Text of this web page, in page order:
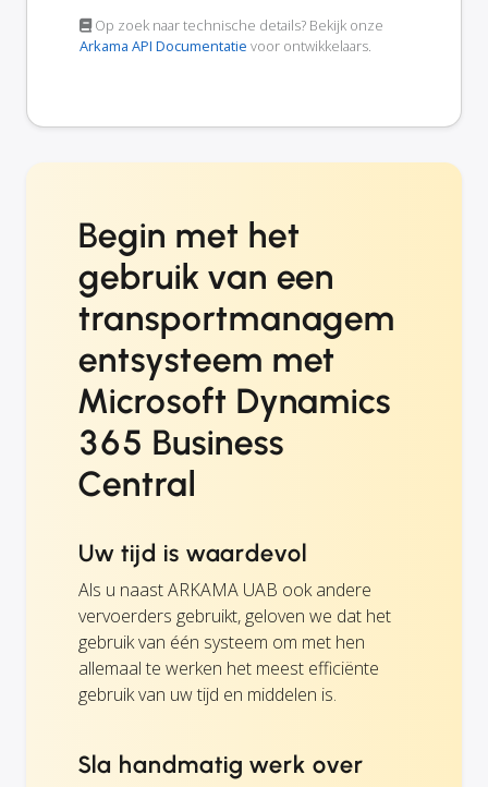
Op zoek naar technische details? Bekijk onze
Arkama API Documentatie voor ontwikkelaars.
Begin met het
gebruik van een
transportmanagem
entsysteem met
Microsoft Dynamics
365 Business
Central
Uw tijd is waardevol
Als u naast ARKAMA UAB ook andere
vervoerders gebruikt, geloven we dat het
gebruik van één systeem om met hen
allemaal te werken het meest efficiënte
gebruik van uw tijd en middelen is.
Sla handmatig werk over